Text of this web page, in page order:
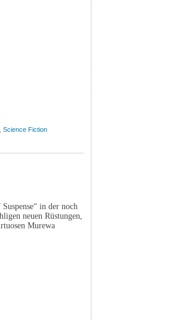
Science Fiction
in der noch
neuen Rüstungen,
Murewa